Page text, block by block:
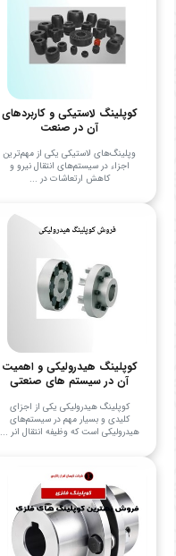
کوپلینگ لاستیکی و کاربردهای
آن در صنعت
وپلینگ‌های لاستیکی یکی از مهم‌ترین
اجزاء در سیستم‌های انتقال نیرو و
کاهش ارتعاشات در ...
کوپلینگ هیدرولیکی و اهمیت
آن در سیستم های صنعتی
کوپلینگ هیدرولیکی یکی از اجزای
کلیدی و بسیار مهم در سیستم‌های
هیدرولیکی است که وظیفه انتقال انر ...